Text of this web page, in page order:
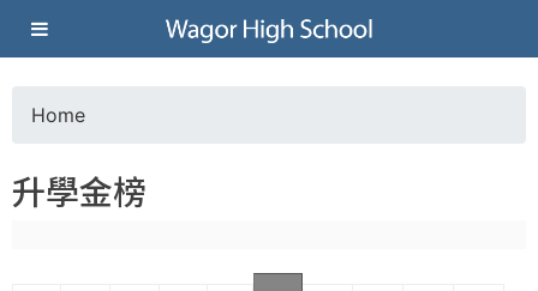
Jump to navigation
葳
格
高
o
Home
升學金榜